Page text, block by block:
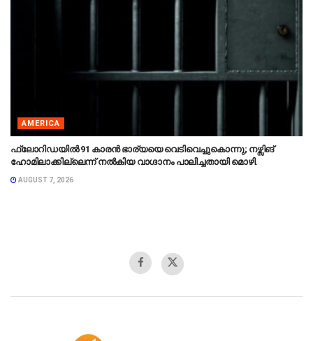
AMERICA
ഫ്ലോറിഡയിൽ 91 കാരൻ ഭാര്യയെ വെടിവെച്ചുകൊന്നു; നഴ്സിങ്
ഹോമിലാക്കില്ലെന്ന് നൽകിയ വാഗ്ദാനം പാലിച്ചതായി മൊഴി.
AUGUST 7, 2026